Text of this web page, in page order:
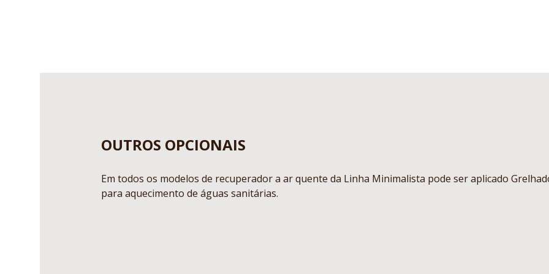
OUTROS OPCIONAIS
Em todos os modelos de recuperador a ar quente da Linha Minimalista pode ser aplicado
para aquecimento de águas sanitárias.